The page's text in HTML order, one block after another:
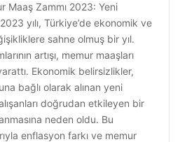
Maaş Zammı 2023: Yeni
yılı, Türkiye’de ekonomik ve
sahne olmuş bir yıl.
artışı, memur maaşları
Ekonomik belirsizlikler,
bağlı olarak alınan yeni
doğrudan etkileyen bir
neden oldu. Bu
enflasyon farkı ve memur